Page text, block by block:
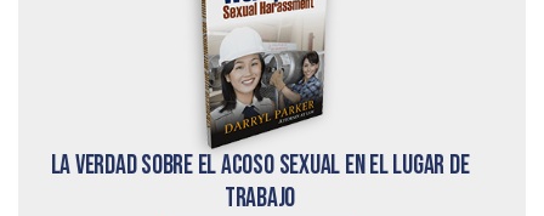
La verdad sobre el acoso sexual en el lugar de
trabajo